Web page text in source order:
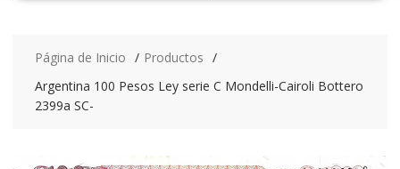
Página de Inicio
Productos
Argentina 100 Pesos Ley serie C Mondelli-Cairoli Bottero
2399a SC-